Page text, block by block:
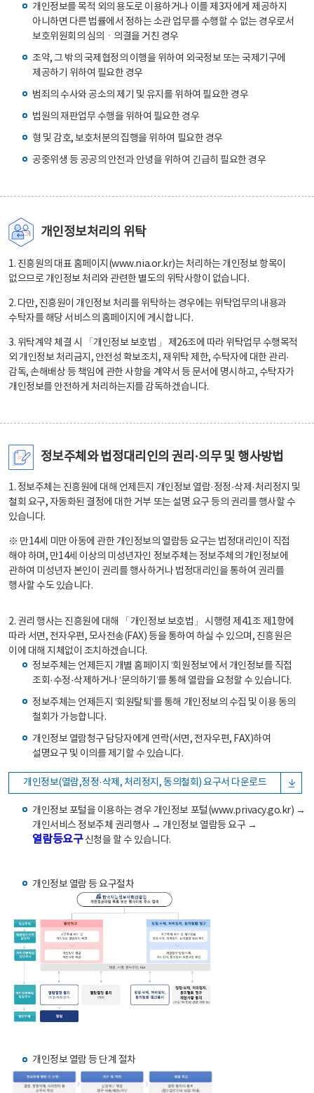
개인정보를 목적 외의 용도로 이용하거나 이를 제3자에게 제공하지
아니하면 다른 법률에서 정하는 소관 업무를 수행할 수 없는 경우로서
보호위원회의 심의ㆍ의결을 거친 경우
조약, 그 밖의 국제협정의 이행을 위하여 외국정보 또는 국제기구에
제공하기 위하여 필요한 경우
범죄의 수사와 공소의 제기 및 유지를 위하여 필요한 경우
법원의 재판업무 수행을 위하여 필요한 경우
형 및 감호, 보호처분의 집행을 위하여 필요한 경우
공중위생 등 공공의 안전과 안녕을 위하여 긴급히 필요한 경우
개인정보처리의 위탁
1. 진흥원의 대표 홈페이지(www.nia.or.kr)는 처리하는 개인정보 항목이
없으므로 개인정보 처리와 관련한 별도의 위탁사항이 없습니다.
2. 다만, 진흥원이 개인정보 처리를 위탁하는 경우에는 위탁업무의 내용과
수탁자를 해당 서비스의 홈페이지에 게시합니다.
3. 위탁계약 체결 시 「개인정보 보호법」 제26조에 따라 위탁업무 수행목적
외 개인정보 처리금지, 안전성 확보조치, 재위탁 제한, 수탁자에 대한 관리·
감독, 손해배상 등 책임에 관한 사항을 계약서 등 문서에 명시하고, 수탁자가
개인정보를 안전하게 처리하는지를 감독하겠습니다.
정보주체와 법정대리인의 권리·의무 및 행사방법
1. 정보주체는 진흥원에 대해 언제든지 개인정보 열람·정정·삭제·처리정지 및
철회 요구, 자동화된 결정에 대한 거부 또는 설명 요구 등의 권리를 행사할 수
있습니다.
※ 만14세 미만 아동에 관한 개인정보의 열람등 요구는 법정대리인이 직접
해야 하며, 만14세 이상의 미성년자인 정보주체는 정보주체의 개인정보에
관하여 미성년자 본인이 권리를 행사하거나 법정대리인을 통하여 권리를
행사할 수도 있습니다.
2. 권리 행사는 진흥원에 대해 「개인정보 보호법」 시행령 제41조 제1항에
따라 서면, 전자우편, 모사전송(FAX) 등을 통하여 하실 수 있으며, 진흥원은
이에 대해 지체없이 조치하겠습니다.
정보주체는 언제든지 개별 홈페이지 ‘회원정보’에서 개인정보를 직접
조회·수정·삭제하거나 ‘문의하기’를 통해 열람을 요청할 수 있습니다.
정보주체는 언제든지 ‘회원탈퇴’를 통해 개인정보의 수집 및 이용 동의
철회가 가능합니다.
개인정보 열람청구 담당자에게 연락(서면, 전자우편, FAX)하여
설명요구 및 이의를 제기할 수 있습니다.
개인정보(열람,정정·삭제, 처리정지, 동의철회) 요구서 다운로드
개인정보 포털을 이용하는 경우 개인정보 포털(www.privacy.go.kr) →
개인서비스 정보주체 권리행사 → 개인정보 열람등 요구 →
열람등요구신청을 할 수 있습니다.
개인정보 열람 등 요구절차
개인정보 열람 등 단계 절차